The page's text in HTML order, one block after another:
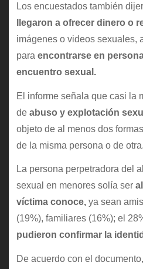
Los encuestados también
llegaron a ofrecer dinero o
imágenes o videos sexuales,
para encontrarse en
encuentro sexual.
El informe señala que casi la
deabuso y explotación
objeto de al menos dos
de la misma persona o de otra.
La persona perpetradora del
sexual en menores solía ser
víctima conoce,ya sean
(19%), familiares (16%); el
pudieron confirmar la
De acuerdo con el